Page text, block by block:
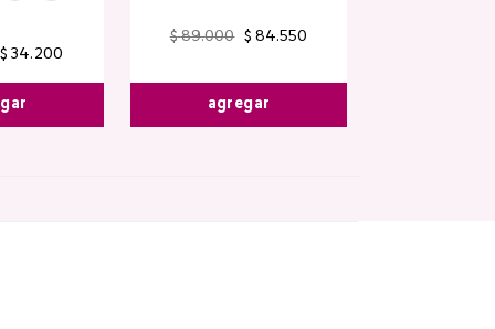
$ 34. 200
$ 89.000 $ 84.550
agregar